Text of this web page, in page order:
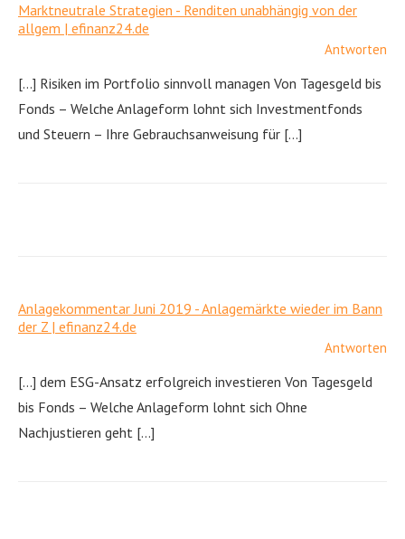
Marktneutrale Strategien - Renditen unabhängig von der
allgem | efinanz24.de
Antworten
[…] Risiken im Portfolio sinnvoll managen Von Tagesgeld bis
Fonds – Welche Anlageform lohnt sich Investmentfonds
und Steuern – Ihre Gebrauchsanweisung für […]
Anlagekommentar Juni 2019 - Anlagemärkte wieder im Bann
der Z | efinanz24.de
Antworten
[…] dem ESG-Ansatz erfolgreich investieren Von Tagesgeld
bis Fonds – Welche Anlageform lohnt sich Ohne
Nachjustieren geht […]